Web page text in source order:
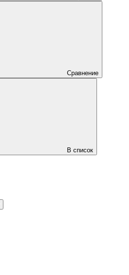
Сравнение
В список